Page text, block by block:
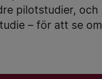
pilotstudier, och
– för att se om